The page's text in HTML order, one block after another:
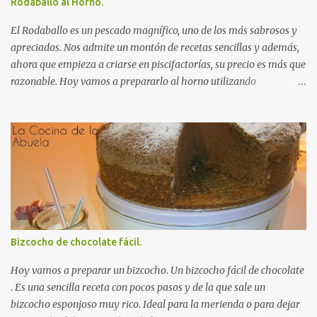
moscada y cubrimos con el vino tinto y el brandy. Agregamos la
cebolla y las za...
Autorecambiosstore.ES
El Rodaballo es un pescado magnífico, uno de los más sabrosos y
apreciados. Nos admite un montón de recetas sencillas y además,
ahora que empieza a criarse en piscifactorías, su precio es más que
razonable. Hoy vamos a prepararlo al horno utilizando
para horno .Así que nos ha ahorrado trabajo, limpiándolo y
dándole unos cortes transversales que nos ayudarán tanto a su
horneado como a la hora de servirlo. INGREDIENTES para un
Rodaballo al Horno: Un rodaballo grande (2 Kg
aproximádamente). 2 dientes de ajo. Una cucharadita de perejil
fresco picado. Una pizca de pimienta roja molida. Aceite de oliva.
Sal. RECETA para un Rodaballo al Horno: Engrasamos con aceite
colorida hacia arriba, el ella y salamos al gusto. Picamos el ajo en
láminas gruesas y lo doramos...
Bizcocho de chocolate fácil.
Hoy vamos a preparar un bizcocho. Un bizcocho fácil de chocolate
. Es una sencilla receta con pocos pasos y de la que sale un
bizcocho esponjoso muy rico. Ideal para la merienda o para dejar